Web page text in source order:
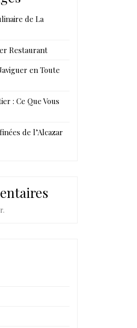
de La
Restaurant
en Toute
: Ce Que Vous
de l’Alcazar